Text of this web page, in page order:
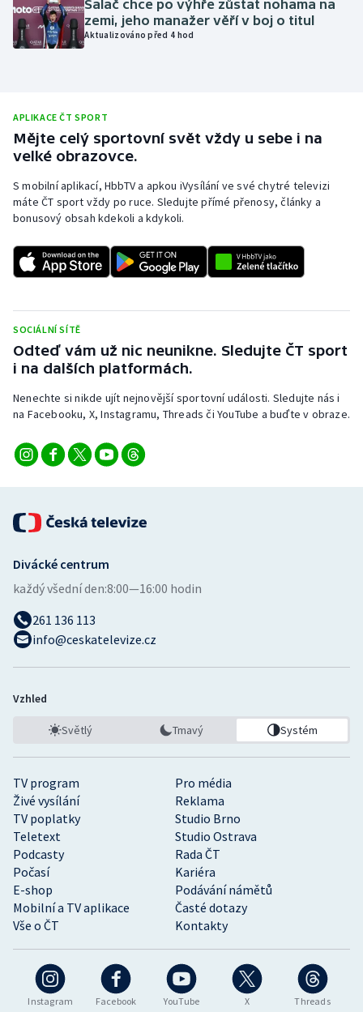
Olympijské hry
Plážový volejbal
Ragby
Rychlobruslení
Rychlostní kanoistika
Sportovní střelba
Stolní tenis
Triatlon
Veslování
Vodní slalom
Volejbal
Ostatní
Salač chce po výhře zůstat nohama na
zemi, jeho manažer věří v boj o titul
Aktualizováno před 4 hod
APLIKACE ČT SPORT
Mějte celý sportovní svět vždy u sebe i na
velké obrazovce.
S mobilní aplikací, HbbTV a apkou iVysílání ve své chytré televizi
máte ČT sport vždy po ruce. Sledujte přímé přenosy, články a
bonusový obsah kdekoli a kdykoli.
SOCIÁLNÍ SÍTĚ
Odteď vám už nic neunikne. Sledujte ČT sport
i na dalších platformách.
Nenechte si nikde ujít nejnovější sportovní události. Sledujte nás i
na Facebooku, X, Instagramu, Threads či YouTube a buďte v obraze.
Instagram Facebook YouTube X Threads
TV program
Pro média
Živé vysílání
Reklama
TV poplatky
Studio Brno
Teletext
Studio Ostrava
Podcasty
Rada ČT
Počasí
Kariéra
E-shop
Podávání námětů
Mobilní a TV aplikace
Časté dotazy
Vše o ČT
Kontakty
Divácké centrum
každý všední den:8:00—16:00 hodin
261 136 113
info@ceskatelevize.cz
Vzhled
Světlý Tmavý Systém